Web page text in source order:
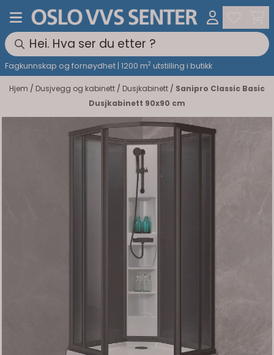
Hopp til innhold
Fagkunnskap og fornøydhet | 1200 m2 utstilling i butikk
Hjem / Dusjvegg og kabinett / Dusjkabinett / Sanipro Classic Basic
Dusjkabinett 90x90 cm